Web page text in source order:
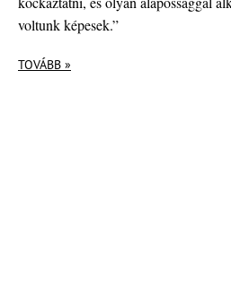
voltunk képesek.”
TOVÁBB »